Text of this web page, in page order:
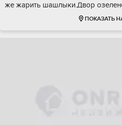
же жаpить шaшлыки.Двоp
ПОКАЗАТЬ